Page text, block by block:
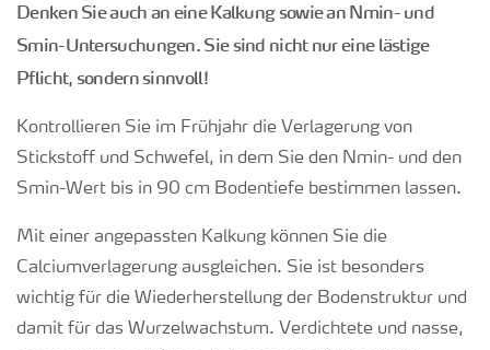
Denken Sie auch an eine Kalkung sowie an Nmin- und
Smin-Untersuchungen. Sie sind nicht nur eine lästige
Pflicht, sondern sinnvoll!
Kontrollieren Sie im Frühjahr die Verlagerung von
Stickstoff und Schwefel, in dem Sie den N min- und den
Smin-Wert bis in 90 cm Bodentiefe bestimmen lassen.
Mit einer angepassten Kalkung können Sie die
Calciumverlagerung ausgleichen. Sie ist besonders
wichtig für die Wiederherstellung der Bodenstruktur und
damit für das Wurzelwachstum. Verdichtete und nasse,